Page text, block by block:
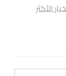
الأكثر